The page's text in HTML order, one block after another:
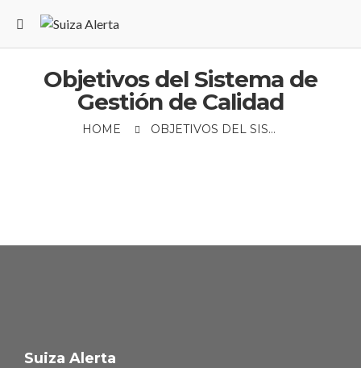
Objetivos del Sistema de
Gestión de Calidad
HOME OBJETIVOS DEL SISTEMA DE GESTIÓN DE CALIDAD
Suiza Alerta